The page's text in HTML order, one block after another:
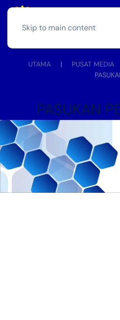
Skip to main content
UTAMA PUSAT MEDIA
PASUKAN